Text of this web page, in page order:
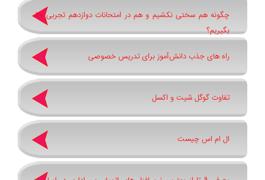
چگونه هم سختی نکشیم و هم در امتحانات دوازدهم تجربی 20
بگیریم؟
راه های جذب دانش‌آموز برای تدریس خصوصی
تفاوت گوگل شیت و اکسل
ال ام اس چیست